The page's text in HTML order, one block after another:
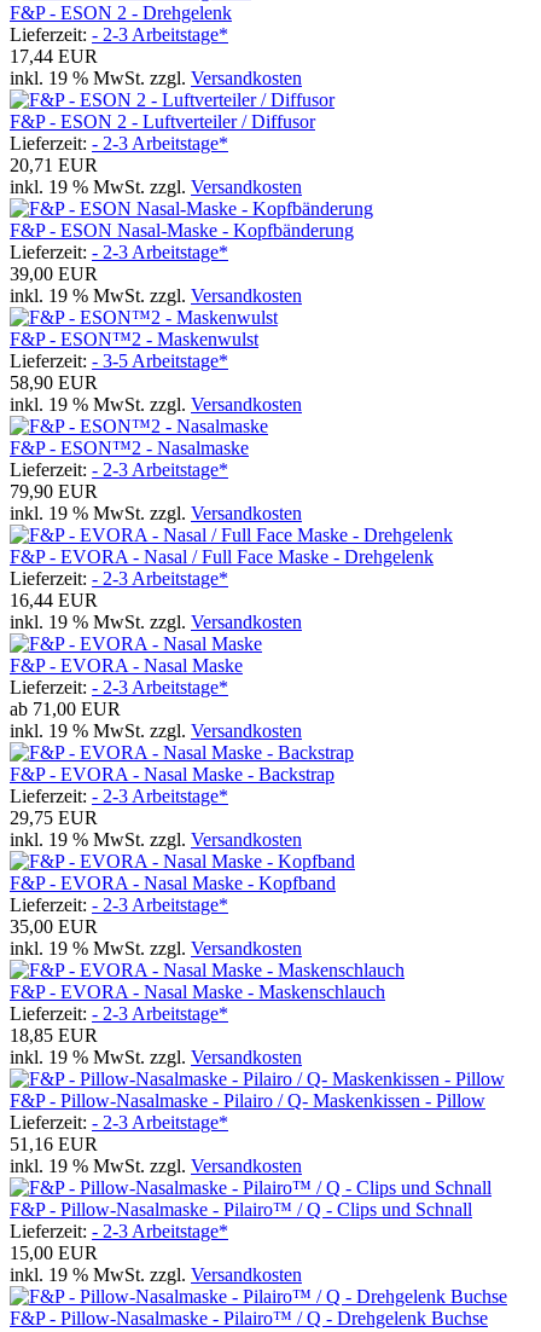
F&P - ESON 2 - Drehgelenk
Lieferzeit: - 2-3 Arbeitstage*
17,44 EUR
inkl. 19 % MwSt. zzgl. Versandkosten
F&P - ESON 2 - Luftverteiler / Diffusor
Lieferzeit: - 2-3 Arbeitstage*
20,71 EUR
inkl. 19 % MwSt. zzgl. Versandkosten
F&P - ESON Nasal-Maske - Kopfbänderung
Lieferzeit: - 2-3 Arbeitstage*
39,00 EUR
inkl. 19 % MwSt. zzgl. Versandkosten
F&P - ESON™2 - Maskenwulst
Lieferzeit: - 3-5 Arbeitstage*
58,90 EUR
inkl. 19 % MwSt. zzgl. Versandkosten
F&P - ESON™2 - Nasalmaske
Lieferzeit: - 2-3 Arbeitstage*
79,90 EUR
inkl. 19 % MwSt. zzgl. Versandkosten
F&P - EVORA - Nasal / Full Face Maske - Drehgelenk
Lieferzeit: - 2-3 Arbeitstage*
16,44 EUR
inkl. 19 % MwSt. zzgl. Versandkosten
F&P - EVORA - Nasal Maske
Lieferzeit: - 2-3 Arbeitstage*
ab 71,00 EUR
inkl. 19 % MwSt. zzgl. Versandkosten
F&P - EVORA - Nasal Maske - Backstrap
Lieferzeit: - 2-3 Arbeitstage*
29,75 EUR
inkl. 19 % MwSt. zzgl. Versandkosten
F&P - EVORA - Nasal Maske - Kopfband
Lieferzeit: - 2-3 Arbeitstage*
35,00 EUR
inkl. 19 % MwSt. zzgl. Versandkosten
F&P - EVORA - Nasal Maske - Maskenschlauch
Lieferzeit: - 2-3 Arbeitstage*
18,85 EUR
inkl. 19 % MwSt. zzgl. Versandkosten
F&P - Pillow-Nasalmaske - Pilairo / Q- Maskenkissen - Pillow
Lieferzeit: - 2-3 Arbeitstage*
51,16 EUR
inkl. 19 % MwSt. zzgl. Versandkosten
F&P - Pillow-Nasalmaske - Pilairo™ / Q - Clips und Schnall
Lieferzeit: - 2-3 Arbeitstage*
15,00 EUR
inkl. 19 % MwSt. zzgl. Versandkosten
F&P - Pillow-Nasalmaske - Pilairo™ / Q - Drehgelenk Buchse